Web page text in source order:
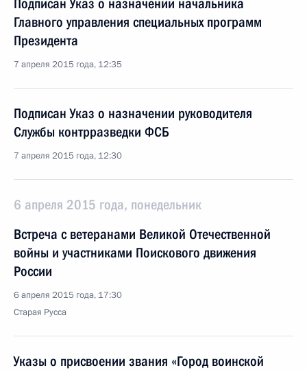
Подписан Указ о назначении начальника
Главного управления специальных программ
Президента
7 апреля 2015 года, 12:35
Подписан Указ о назначении руководителя
Службы контрразведки ФСБ
7 апреля 2015 года, 12:30
6 апреля 2015 года, понедельник
Встреча с ветеранами Великой Отечественной
войны и участниками Поискового движения
России
6 апреля 2015 года, 17:30
Старая Русса
Указы о присвоении звания «Город воинской